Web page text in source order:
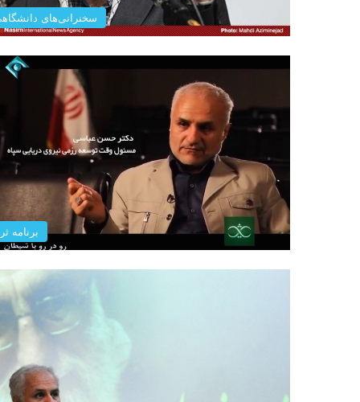
سخنرانی‌های
برنامه